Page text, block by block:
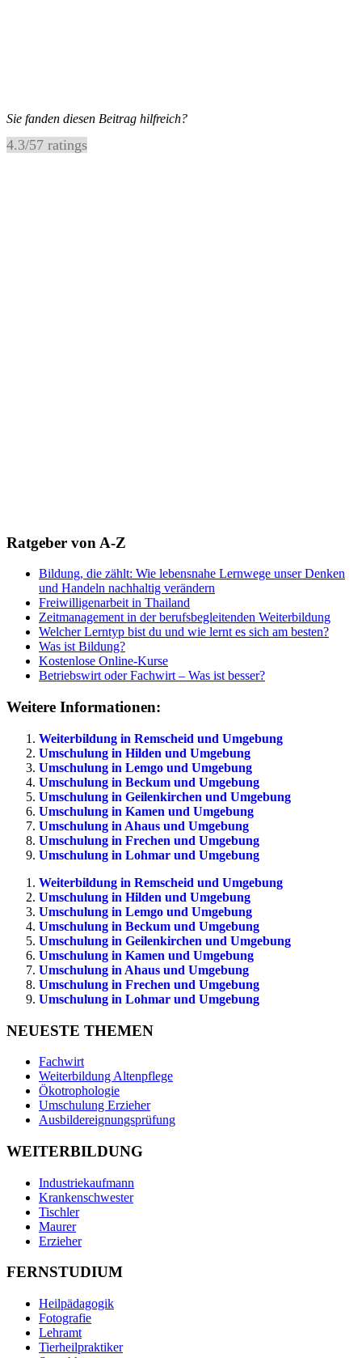
Sie fanden diesen Beitrag hilfreich?
4.3/57 ratings
Ratgeber von A-Z
Bildung, die zählt: Wie lebensnahe Lernwege unser Denken
und Handeln nachhaltig verändern
Freiwilligenarbeit in Thailand
Zeitmanagement in der berufsbegleitenden Weiterbildung
Welcher Lerntyp bist du und wie lernt es sich am besten?
Was ist Bildung?
Kostenlose Online-Kurse
Betriebswirt oder Fachwirt – Was ist besser?
Weitere Informationen:
Weiterbildung in Remscheid und Umgebung
Umschulung in Hilden und Umgebung
Umschulung in Lemgo und Umgebung
Umschulung in Beckum und Umgebung
Umschulung in Geilenkirchen und Umgebung
Umschulung in Kamen und Umgebung
Umschulung in Ahaus und Umgebung
Umschulung in Frechen und Umgebung
Umschulung in Lohmar und Umgebung
Weiterbildung in Remscheid und Umgebung
Umschulung in Hilden und Umgebung
Umschulung in Lemgo und Umgebung
Umschulung in Beckum und Umgebung
Umschulung in Geilenkirchen und Umgebung
Umschulung in Kamen und Umgebung
Umschulung in Ahaus und Umgebung
Umschulung in Frechen und Umgebung
Umschulung in Lohmar und Umgebung
NEUESTE THEMEN
Fachwirt
Weiterbildung Altenpflege
Ökotrophologie
Umschulung Erzieher
Ausbildereignungsprüfung
WEITERBILDUNG
Industriekaufmann
Krankenschwester
Tischler
Maurer
Erzieher
FERNSTUDIUM
Heilpädagogik
Fotografie
Lehramt
Tierheilpraktiker